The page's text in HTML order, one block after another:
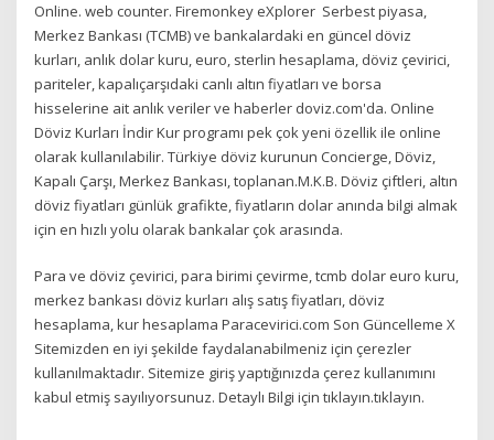
Online. web counter. Firemonkey eXplorer Serbest piyasa,
Merkez Bankası (TCMB) ve bankalardaki en güncel döviz
kurları, anlık dolar kuru, euro, sterlin hesaplama, döviz çevirici,
pariteler, kapalıçarşıdaki canlı altın fiyatları ve borsa
hisselerine ait anlık veriler ve haberler doviz.com'da. Online
Döviz Kurları İndir Kur programı pek çok yeni özellik ile online
olarak kullanılabilir. Türkiye döviz kurunun Concierge, Döviz,
Kapalı Çarşı, Merkez Bankası, toplanan.M.K.B. Döviz çiftleri, altın
döviz fiyatları günlük grafikte, fiyatların dolar anında bilgi almak
için en hızlı yolu olarak bankalar çok arasında.
Para ve döviz çevirici, para birimi çevirme, tcmb dolar euro kuru,
merkez bankası döviz kurları alış satış fiyatları, döviz
hesaplama, kur hesaplama Paracevirici.com Son Güncelleme X
Sitemizden en iyi şekilde faydalanabilmeniz için çerezler
kullanılmaktadır. Sitemize giriş yaptığınızda çerez kullanımını
kabul etmiş sayılıyorsunuz. Detaylı Bilgi için tıklayın.tıklayın.